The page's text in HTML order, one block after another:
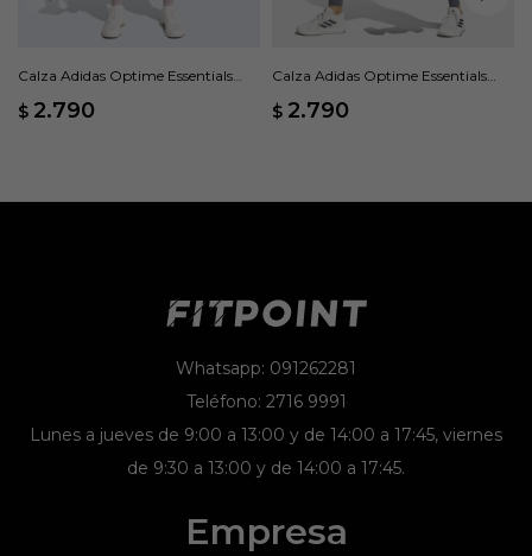
Calza Adidas Optime Essentials
$ 2.790
Calza Adidas Optime Essentials
$ 2.790
Whatsapp: 091262281
Teléfono: 2716 9991
Lunes a jueves de 9:00 a 13:00 y de 14:00 a 17:45, viernes
de 9:30 a 13:00 y de 14:00 a 17:45.
Empresa